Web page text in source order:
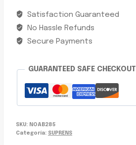
Satisfaction Guaranteed
No Hassle Refunds
Secure Payments
GUARANTEED SAFE CHECKOUT
SKU: NOAB285
Categoría: SUPRENS